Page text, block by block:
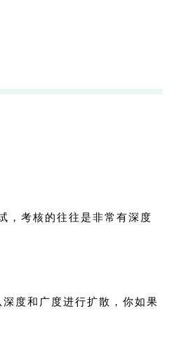
，考核的往往是非常有深度
度和广度进行扩散，你如果